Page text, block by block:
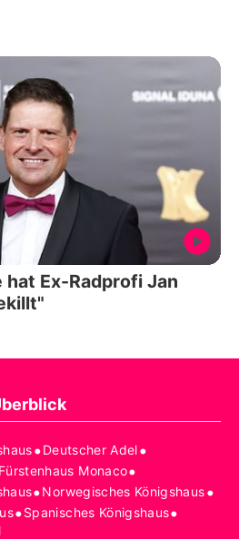
hat Ex-Radprofi Jan
•Deutscher Adel•
Fürstenhaus Monaco•
•Norwegisches Königshaus•
•Spanisches Königshaus•